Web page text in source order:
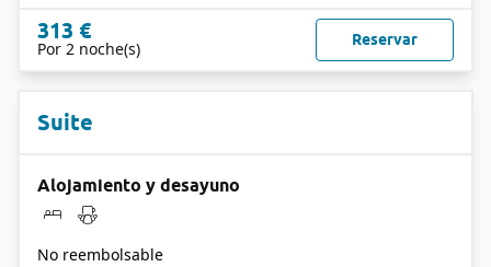
313 €
Por 2 noche(s) Reservar
Suite
Alojamiento y desayuno
No reembolsable